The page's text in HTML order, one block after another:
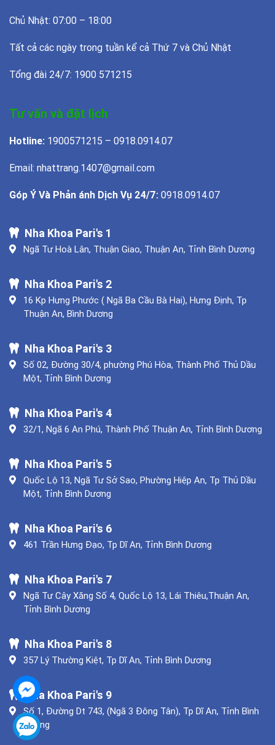
Chủ Nhật: 07:00 – 18:00
Tất cả các ngày trong tuần kể cả Thứ 7 và Chủ Nhật
Tổng đài 24/7: 1900 571215
Tư vấn và đặt lịch
Hotline: 1900571215 – 0918.0914.07
Email: nhattrang.1407@gmail.com
Góp Ý Và Phản ánh Dịch Vụ 24/7: 0918.0914.07
Nha Khoa Pari's 1
Ngã Tư Hoà Lân, Thuận Giao, Thuận An, Tỉnh Bình Dương
Nha Khoa Pari's 2
16 Kp Hưng Phước ( Ngã Ba Cầu Bà Hai), Hưng Định, Tp
Thuận An, Bình Dương
Nha Khoa Pari's 3
Số 02, Đường 30/4, phường Phú Hòa, Thành Phố Thủ Dầu
Một, Tỉnh Bình Dương
Nha Khoa Pari's 4
32/1, Ngã 6 An Phú, Thành Phố Thuận An, Tỉnh Bình Dương
Nha Khoa Pari's 5
Quốc Lộ 13, Ngã Tư Sở Sao, Phường Hiệp An, Tp Thủ Dầu
Một, Tỉnh Bình Dương
Nha Khoa Pari's 6
461 Trần Hưng Đạo, Tp Dĩ An, Tỉnh Bình Dương
Nha Khoa Pari's 7
Ngã Tư Cây Xăng Số 4, Quốc Lộ 13, Lái Thiêu,Thuận An,
Tỉnh Bình Dương
Nha Khoa Pari's 8
357 Lý Thường Kiệt, Tp Dĩ An, Tỉnh Bình Dương
Nha Khoa Pari's 9
Số 1, Đường Dt 743, (Ngã 3 Đông Tân), Tp Dĩ An, Tỉnh Bình
Dương